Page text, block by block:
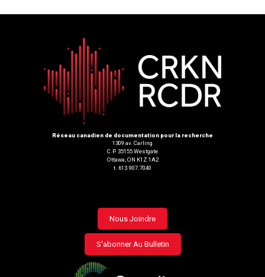
Réseau canadien de documentation pour la recherche
1309 av. Carling
C.P. 35155 Westgate
Ottawa, ON K1Z 1A2
t. 613.907.7040
Footer
menu
Nous Joindre
S'abonner Au Bulletin